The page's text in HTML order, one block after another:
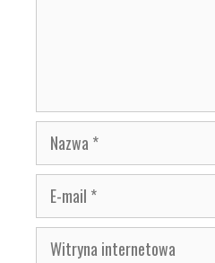
Nazwa
E-
mail
Witryna